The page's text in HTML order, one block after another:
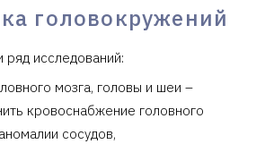
головокружений
исследований:
мозга, головы и шеи –
кровоснабжение головного
сосудов,